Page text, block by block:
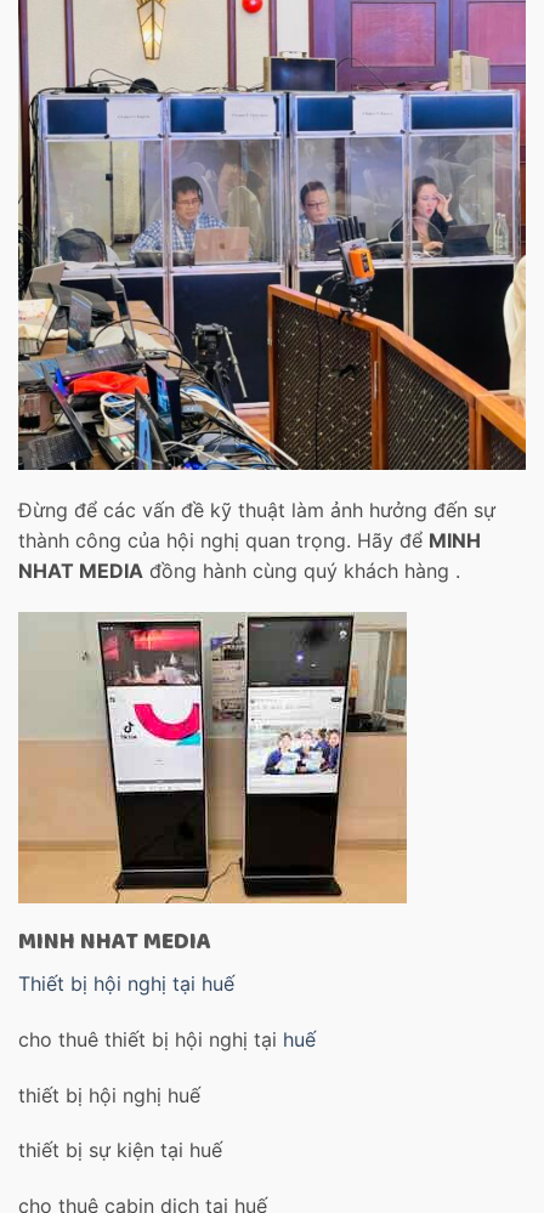
Đừng để các vấn đề kỹ thuật làm ảnh hưởng đến sự
thành công của hội nghị quan trọng. Hãy để MINH
NHAT MEDIA đồng hành cùng quý khách hàng .
MINH NHAT MEDIA
Thiết bị hội nghị tại huế
cho thuê thiết bị hội nghị tại huế
thiết bị hội nghị huế
thiết bị sự kiện tại huế
cho thuê cabin dịch tại huế